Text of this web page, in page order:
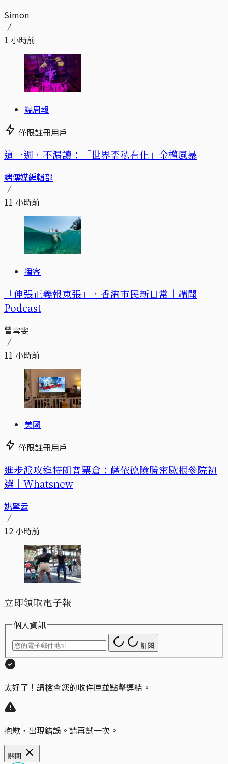
Simon
1 小時前
端周報
僅限註冊用戶
這一週，不漏讀：「世界盃私有化」金權風暴
端傳媒編輯部
11 小時前
播客
「伸張正義報東張」，香港市民新日常｜端聞
Podcast
曾雪雯
11 小時前
美國
僅限註冊用戶
進步派攻進特朗普票倉：薩依德險勝密歇根參院初
選｜Whatsnew
姚拏云
12 小時前
立即領取電子報
個人資訊
訂閱
太好了！請檢查您的收件匣並點擊連結。
抱歉，出現錯誤。請再試一次。
關閉